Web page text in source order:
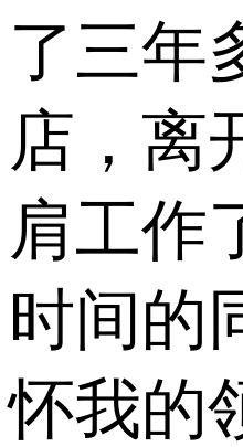
了三年
店，离
肩工作
时间的
怀我的